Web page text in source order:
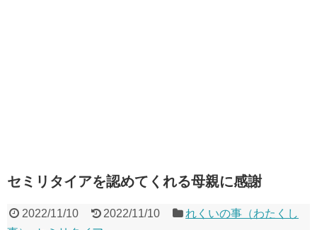
セミリタイアを認めてくれる母親に感謝
2022/11/10 2022/11/10
れくいの事（わたくし